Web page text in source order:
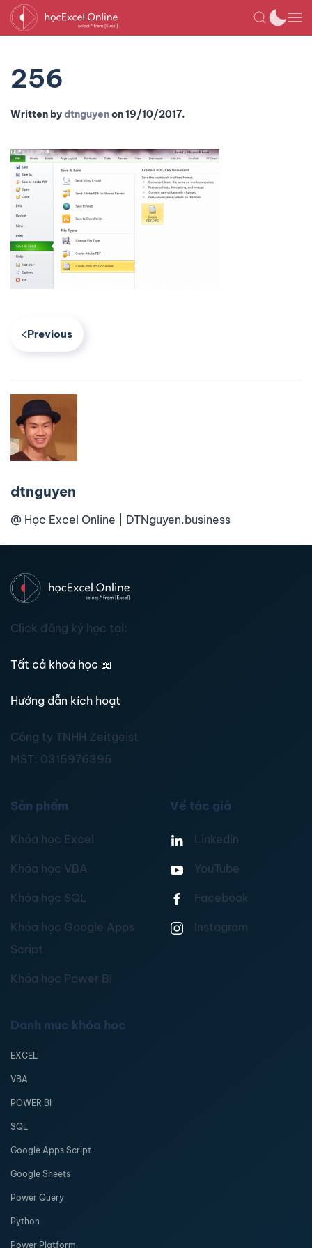
256
Written bydtnguyenon19/10/2017.
Previous
dtnguyen
@ Học Excel Online | DTNguyen.business
Click đăng ký học tại:
Tất cả khoá học 📖
Hướng dẫn kích hoạt
Công ty TNHH Zeitgeist
MST: 0315976395
Sản phẩm
Khóa học Excel
Khóa học VBA
Khóa học SQL
Khóa học Google Apps
Script
Khóa học Power BI
Về tác giả
Linkedin
YouTube
Facebook
Instagram
Danh mục khóa học
EXCEL
VBA
POWER BI
SQL
Google Apps Script
Google Sheets
Power Query
Python
Power Platform